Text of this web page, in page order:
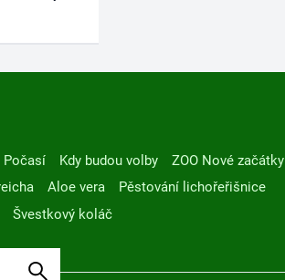
Počasí Kdy budou volby
ZOO Nové začátky
Aloe vera
Pěstování lichořeřišnice
Švestkový koláč